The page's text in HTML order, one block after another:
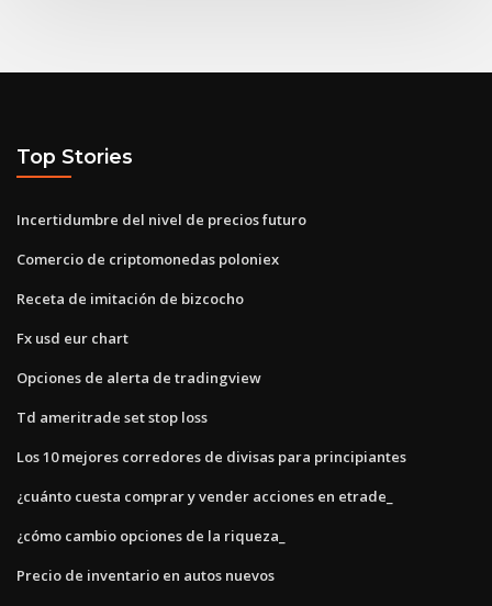
Top Stories
Incertidumbre del nivel de precios futuro
Comercio de criptomonedas poloniex
Receta de imitación de bizcocho
Fx usd eur chart
Opciones de alerta de tradingview
Td ameritrade set stop loss
Los 10 mejores corredores de divisas para principiantes
¿cuánto cuesta comprar y vender acciones en etrade_
¿cómo cambio opciones de la riqueza_
Precio de inventario en autos nuevos